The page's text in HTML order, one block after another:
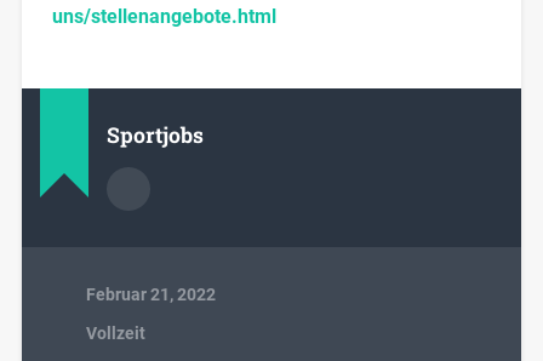
uns/stellenangebote.html
Sportjobs
Februar 21, 2022
Vollzeit